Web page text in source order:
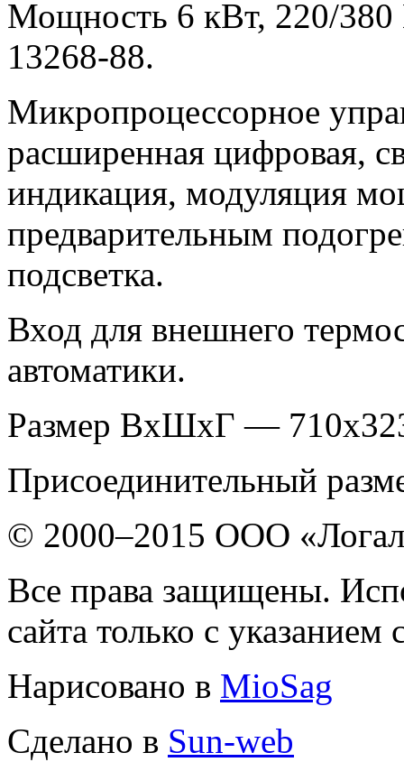
Мощность 6 кВт, 220/
13268-88.
Микропроцессорное
расширенная цифровая,
индикация, модуляция
предварительным
подсветка.
Вход для внешнего
автоматики.
Размер ВxШxГ —
Присоединительный
© 2000–2015 ООО
Все права защищены.
сайта только с
Нарисовано в MioSag
Сделано в Sun-web